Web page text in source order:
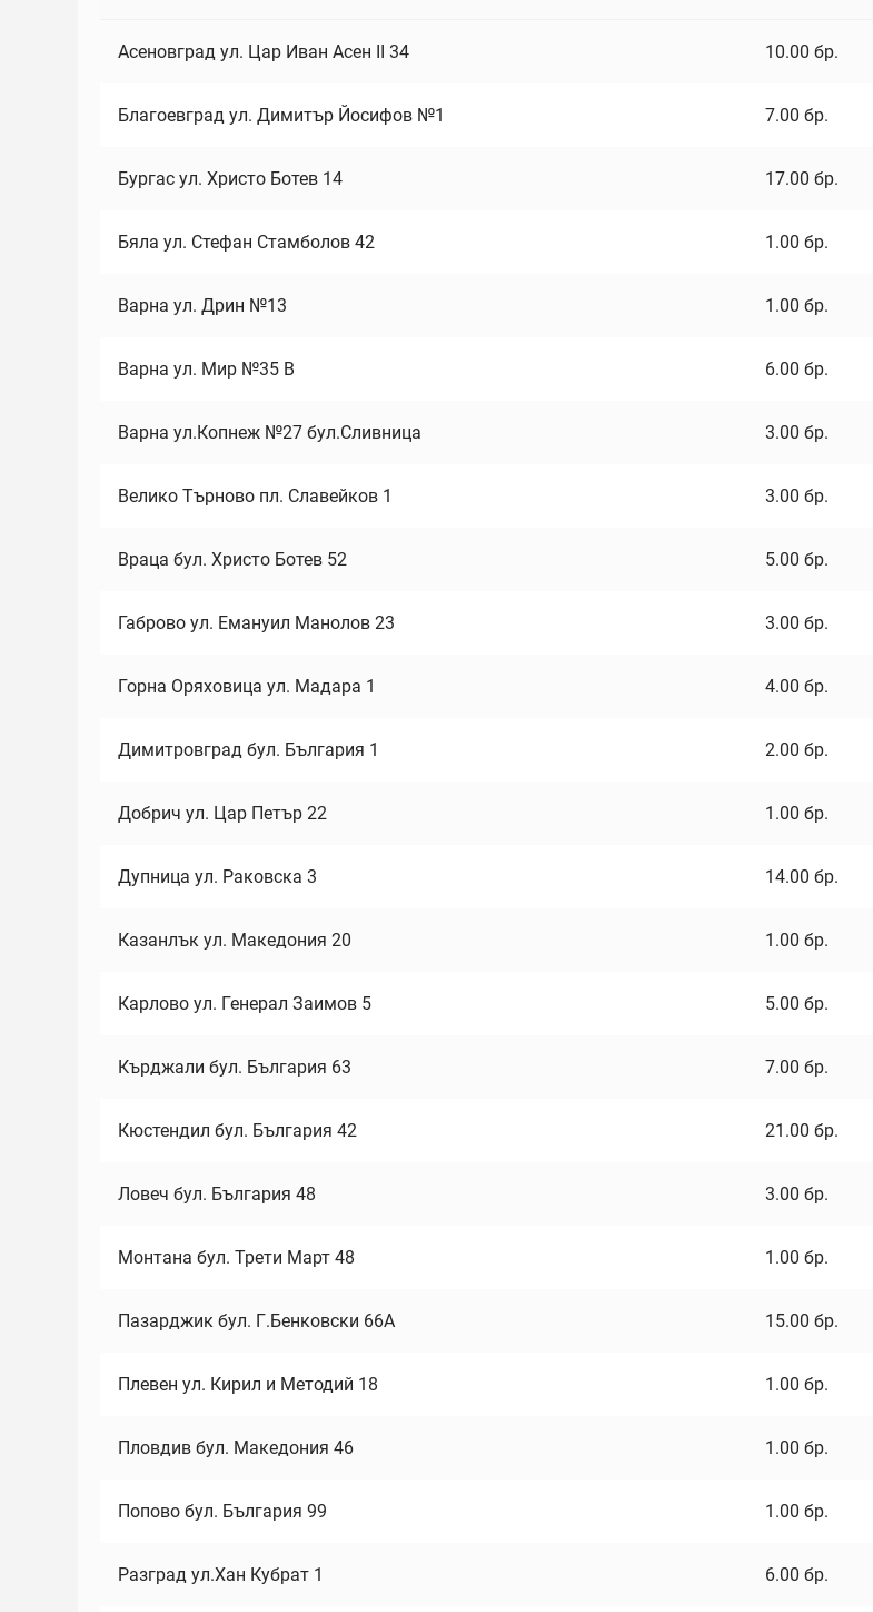
Асеновград ул. Цар Иван Асен II 34 10.00 бр.
Благоевград ул. Димитър Йосифов №1 7.00 бр.
Бургас ул. Христо Ботев 14 17.00 бр.
Бяла ул. Стефан Стамболов 42 1.00 бр.
Варна ул. Дрин №13 1.00 бр.
Варна ул. Мир №35 В 6.00 бр.
Варна ул.Копнеж №27 бул.Сливница 3.00 бр.
Велико Търново пл. Славейков 1 3.00 бр.
Враца бул. Христо Ботев 52 5.00 бр.
Габрово ул. Емануил Манолов 23 3.00 бр.
Горна Оряховица ул. Мадара 1 4.00 бр.
Димитровград бул. България 1 2.00 бр.
Добрич ул. Цар Петър 22 1.00 бр.
Дупница ул. Раковска 3 14.00 бр.
Казанлък ул. Македония 20 1.00 бр.
Карлово ул. Генерал Заимов 5 5.00 бр.
Кърджали бул. България 63 7.00 бр.
Кюстендил бул. България 42 21.00 бр.
Ловеч бул. България 48 3.00 бр.
Монтана бул. Трети Март 48 1.00 бр.
Пазарджик бул. Г.Бенковски 66А 15.00 бр.
Плевен ул. Кирил и Методий 18 1.00 бр.
Пловдив бул. Македония 46 1.00 бр.
Попово бул. България 99 1.00 бр.
Разград ул.Хан Кубрат 1 6.00 бр.